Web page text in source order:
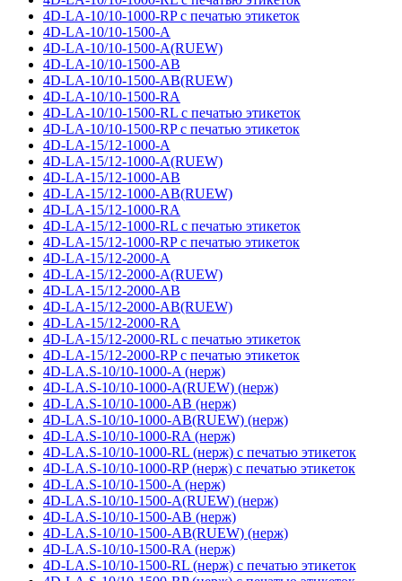
4D-LA-10/10-1000-RP с печатью этикеток
4D-LA-10/10-1500-A
4D-LA-10/10-1500-A(RUEW)
4D-LA-10/10-1500-AB
4D-LA-10/10-1500-AB(RUEW)
4D-LA-10/10-1500-RA
4D-LA-10/10-1500-RL с печатью этикеток
4D-LA-10/10-1500-RP с печатью этикеток
4D-LA-15/12-1000-A
4D-LA-15/12-1000-A(RUEW)
4D-LA-15/12-1000-AB
4D-LA-15/12-1000-AB(RUEW)
4D-LA-15/12-1000-RA
4D-LA-15/12-1000-RL с печатью этикеток
4D-LA-15/12-1000-RP с печатью этикеток
4D-LA-15/12-2000-A
4D-LA-15/12-2000-A(RUEW)
4D-LA-15/12-2000-AB
4D-LA-15/12-2000-AB(RUEW)
4D-LA-15/12-2000-RA
4D-LA-15/12-2000-RL с печатью этикеток
4D-LA-15/12-2000-RP с печатью этикеток
4D-LA.S-10/10-1000-A (нерж)
4D-LA.S-10/10-1000-A(RUEW) (нерж)
4D-LA.S-10/10-1000-AB (нерж)
4D-LA.S-10/10-1000-AB(RUEW) (нерж)
4D-LA.S-10/10-1000-RA (нерж)
4D-LA.S-10/10-1000-RL (нерж) с печатью этикеток
4D-LA.S-10/10-1000-RP (нерж) с печатью этикеток
4D-LA.S-10/10-1500-A (нерж)
4D-LA.S-10/10-1500-A(RUEW) (нерж)
4D-LA.S-10/10-1500-AB (нерж)
4D-LA.S-10/10-1500-AB(RUEW) (нерж)
4D-LA.S-10/10-1500-RA (нерж)
4D-LA.S-10/10-1500-RL (нерж) с печатью этикеток